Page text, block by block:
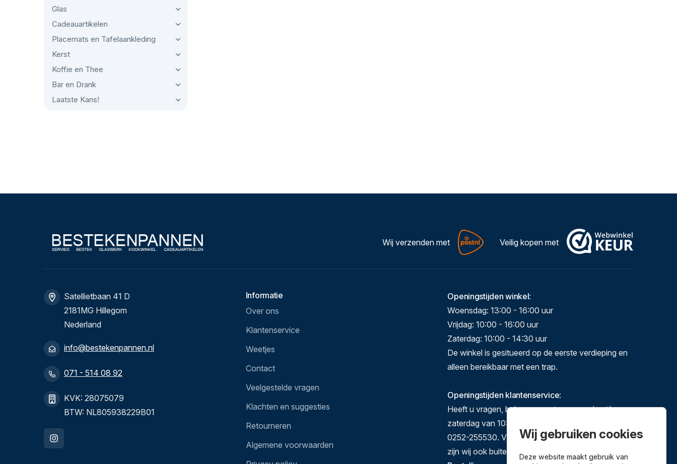
Glas
Cadeauartikelen
Placemats en Tafelaankleding
Kerst
Koffie en Thee
Bar en Drank
Laatste Kans!
Wij verzenden met Veilig kopen met
Satellietbaan 41 D
2181MG Hillegom
Nederland
info@bestekenpannen.nl
071 - 514 08 92
KVK: 28075079
BTW: NL805938229B01
Informatie
Over ons
Klantenservice
Weetjes
Contact
Veelgestelde vragen
Klachten en suggesties
Retourneren
Algemene voorwaarden
Openingstijden winkel:
Woensdag: 13:00 - 16:00 uur
Vrijdag: 10:00 - 16:00 uur
Zaterdag: 10:00 - 14:30 uur
De winkel is gesitueerd op de eerste verdieping en
alleen bereikbaar met een trap.
Openingstijden klantenservice:
Heeft u vragen, bel ons gerust op maandag t/m
zaterdag van 10:00-17:00 op 071-5140892 of
0252-255530. Via e-mail en het contactformulier
zijn wij ook buiten deze tijden te bereiken.
Wij gebruiken cookies
Deze website maakt gebruik van